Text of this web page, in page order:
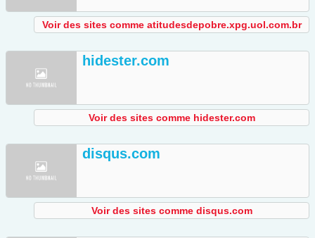
Voir des sites comme atitudesdepobre.xpg.uol.com.br
hidester.com
Voir des sites comme hidester.com
disqus.com
Voir des sites comme disqus.com